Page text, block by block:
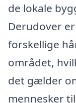
de lokale
Derudover
forskellige
området,
det gælder
mennesker